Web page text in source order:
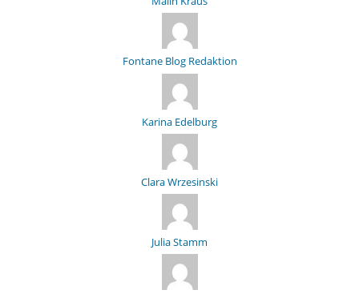
Fontane Blog Redaktion
Karina Edelburg
Clara Wrzesinski
Julia Stamm